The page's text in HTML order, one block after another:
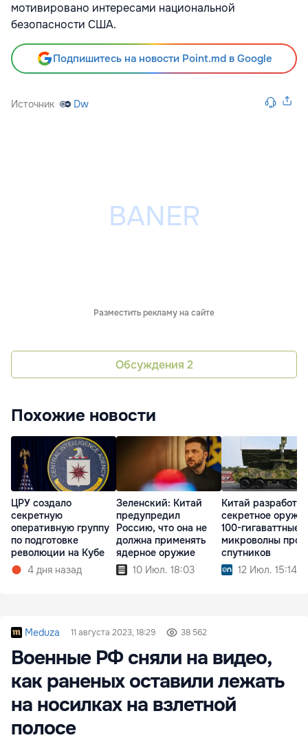
мотивировано интересами национальной
безопасности США.
Подпишитесь на новости Point.md в Google
Источник Dw
Разместить рекламу на сайте
Обсуждения 2
Похожие новости
ЦРУ создало
секретную
оперативную группу
по подготовке
революции на Кубе
4 дня назад
Зеленский: Китай
предупредил
Россию, что она не
должна применять
ядерное оружие
10 Июл. 18:03
Китай разработал
секретное
100-гигаваттные
микроволны
спутников
12 Июл. 15:14
Meduza 11 августа 2023, 18:29 38 562
Военные РФ сняли на видео,
как раненых оставили лежать
на носилках на взлетной
полосе